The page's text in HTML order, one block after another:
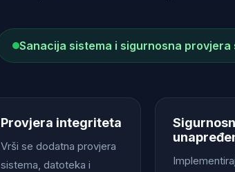
Sanacija sistema i sigurnosna provjera
Provjera integriteta
Vrši se dodatna provjera
sistema, datoteka i